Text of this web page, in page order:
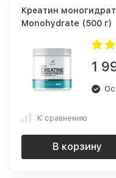
Креатин
Monohydrate (500 г)
1
К сравнению
В корзину